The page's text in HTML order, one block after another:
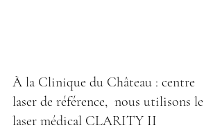
À la Clinique du Château : centre
laser de référence,  nous utilisons le
laser médical CLARITY II